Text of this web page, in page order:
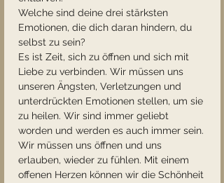
Welche sind deine drei stärksten
Emotionen, die dich daran hindern, du
selbst zu sein?
Es ist Zeit, sich zu öffnen und sich mit
Liebe zu verbinden. Wir müssen uns
unseren Ängsten, Verletzungen und
unterdrückten Emotionen stellen, um sie
zu heilen. Wir sind immer geliebt
worden und werden es auch immer sein.
Wir müssen uns öffnen und uns
erlauben, wieder zu fühlen. Mit einem
offenen Herzen können wir die Schönheit